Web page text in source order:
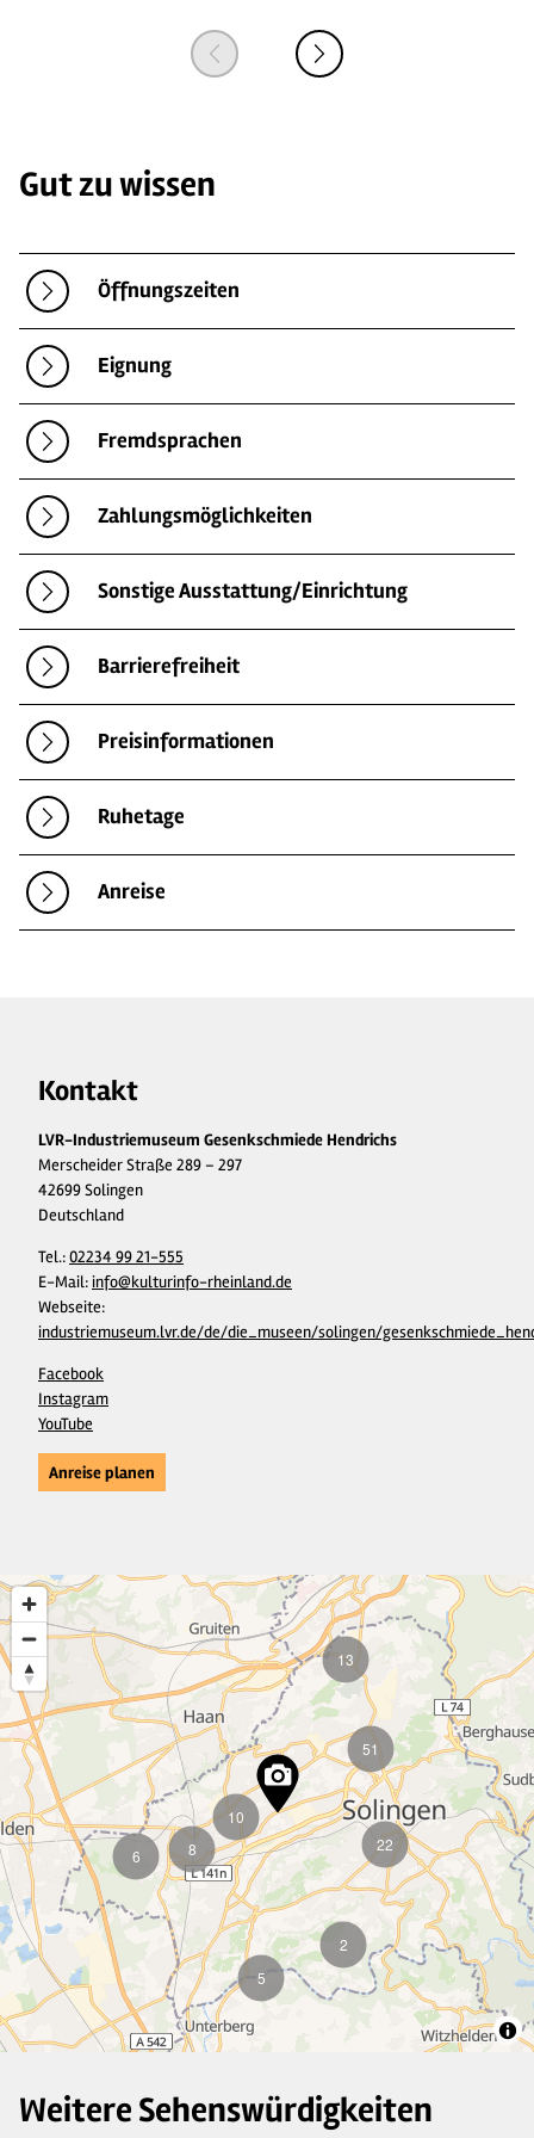
Gut zu wissen
Öffnungszeiten
Eignung
Fremdsprachen
Zahlungsmöglichkeiten
Sonstige Ausstattung/Einrichtung
Barrierefreiheit
Preisinformationen
Ruhetage
Anreise
Kontakt
LVR-Industriemuseum Gesenkschmiede Hendrichs
Merscheider Straße 289 – 297
42699 Solingen
Deutschland
Tel.:02234 99 21-555
E-Mail:info@kulturinfo-rheinland.de
Webseite:
industriemuseum.lvr.de/de/die_museen/solingen/
Facebook
Instagram
YouTube
Anreise planen
2
5
51
22
10
8
6
13
Weitere Sehenswürdigkeiten